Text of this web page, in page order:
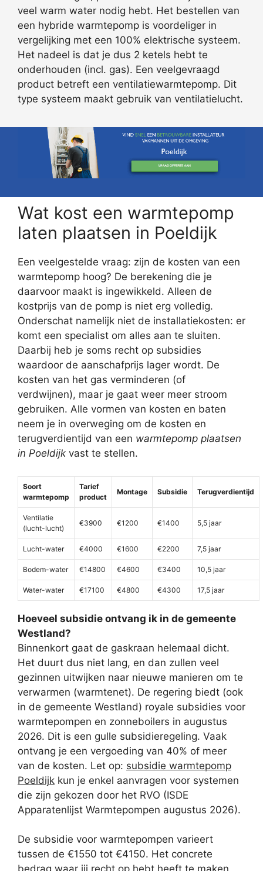
veel warm water nodig hebt. Het bestellen van
een hybride warmtepomp is voordeliger in
vergelijking met een 100% elektrische systeem.
Het nadeel is dat je dus 2 ketels hebt te
onderhouden (incl. gas). Een veelgevraagd
product betreft een ventilatiewarmtepomp. Dit
type systeem maakt gebruik van ventilatielucht.
Wat kost een warmtepomp
laten plaatsen in Poeldijk
Een veelgestelde vraag: zijn de kosten van een
warmtepomp hoog? De berekening die je
daarvoor maakt is ingewikkeld. Alleen de
kostprijs van de pomp is niet erg volledig.
Onderschat namelijk niet de installatiekosten: er
komt een specialist om alles aan te sluiten.
Daarbij heb je soms recht op subsidies
waardoor de aanschafprijs lager wordt. De
kosten van het gas verminderen (of
verdwijnen), maar je gaat weer meer stroom
gebruiken. Alle vormen van kosten en baten
neem je in overweging om de kosten en
terugverdientijd van een warmtepomp plaatsen
in Poeldijk vast te stellen.
Soort
warmtepomp
Tarief
product
Montage Subsidie Terugverdientijd
Ventilatie
(lucht-lucht)
€3900 €1200 €1400 5,5 jaar
Lucht-water €4000 €1600 €2200 7,5 jaar
Bodem-water €14800 €4600 €3400 10,5 jaar
Water-water €17100 €4800 €4300 17,5 jaar
Hoeveel subsidie ontvang ik in de gemeente
Westland?
Binnenkort gaat de gaskraan helemaal dicht.
Het duurt dus niet lang, en dan zullen veel
gezinnen uitwijken naar nieuwe manieren om te
verwarmen (warmtenet). De regering biedt (ook
in de gemeente Westland) royale subsidies voor
warmtepompen en zonneboilers in augustus
2026. Dit is een gulle subsidieregeling. Vaak
ontvang je een vergoeding van 40% of meer
van de kosten. Let op: subsidie warmtepomp
Poeldijk kun je enkel aanvragen voor systemen
die zijn gekozen door het RVO (ISDE
Apparatenlijst Warmtepompen augustus 2026).
De subsidie voor warmtepompen varieert
tussen de €1550 tot €4150. Het concrete